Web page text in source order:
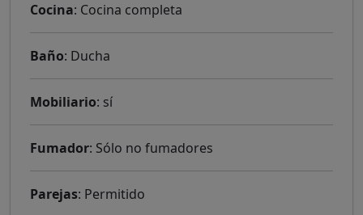
Cocina: Cocina completa
Baño: Ducha
Mobiliario: sí
Fumador: Sólo no fumadores
Parejas: Permitido